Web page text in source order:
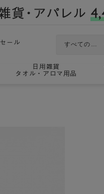
セール
日用雑貨
タオル・アロマ用品